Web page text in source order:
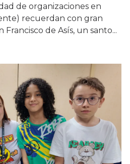
de organizaciones en
recuerdan con gran
de Asís, un santo...